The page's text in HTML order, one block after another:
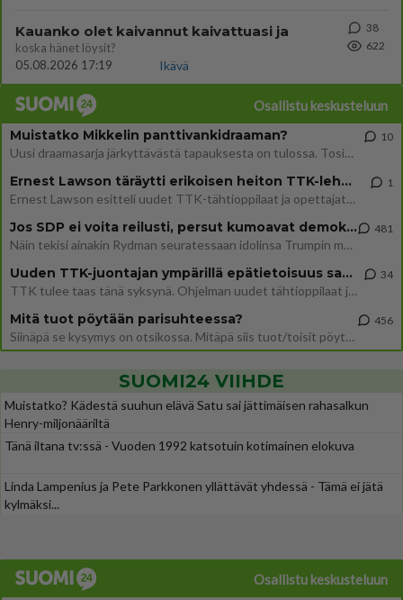
Kauanko olet kaivannut kaivattuasi ja
koska hänet löysit?
05.08.2026 17:19
Ikävä
38
622
Osallistu keskusteluun
Muistatko Mikkelin panttivankidraaman?
Uusi draamasarja järkyttävästä tapauksesta on tulossa. Tositapahtumiin perustuva sarja ammentaa vuoden 1986 Mikkelin pan
10
Ernest Lawson täräytti erikoisen heiton TTK-lehdistötilaisuudessa: " Onko tässä tarkoituksena...?"
Ernest Lawson esitteli uudet TTK-tähtioppilaat ja opettajat torstaina 6.8. lehdistölle. Tulevalla kaudella on yksi hausk
1
Jos SDP ei voita reilusti, persut kumoavat demokratian Suomesta
Näin tekisi ainakin Rydman seuratessaan idolinsa Trumpin mallia https://www.is.fi/politiikka/art-2000012187244.html
481
Uuden TTK-juontajan ympärillä epätietoisuus sakenee - Nyt MTV hämmentää soppaa
TTK tulee taas tänä syksynä. Ohjelman uudet tähtioppilaat julkistetaan torstaina 6. elokuuta klo 14 alkavassa lehdistö
34
Mitä tuot pöytään parisuhteessa?
Siinäpä se kysymys on otsikossa. Mitäpä siis tuot/toisit pöytään parisuhteessa? Oletko mies vai nainen? Koetko sen mitä
456
SUOMI24 VIIHDE
Muistatko? Kädestä suuhun elävä Satu sai jättimäisen rahasalkun
Henry-miljonääriltä
Tänä iltana tv:ssä - Vuoden 1992 katsotuin kotimainen elokuva
Linda Lampenius ja Pete Parkkonen yllättävät yhdessä - Tämä ei jätä
kylmäksi...
Osallistu keskusteluun